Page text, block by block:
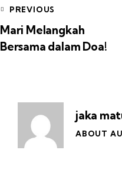
PREVIOUS
Mari Melangkah
Bersama dalam Doa!
jaka
ABOUT